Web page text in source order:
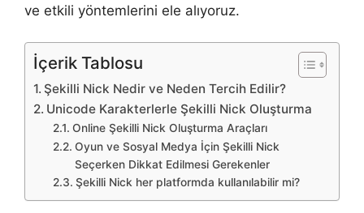
ve etkili yöntemlerini ele alıyoruz.
İçerik Tablosu
Şekilli Nick Nedir ve Neden Tercih Edilir?
Unicode Karakterlerle Şekilli Nick Oluşturma
Online Şekilli Nick Oluşturma Araçları
Oyun ve Sosyal Medya İçin Şekilli Nick
Seçerken Dikkat Edilmesi Gerekenler
Şekilli Nick her platformda kullanılabilir mi?